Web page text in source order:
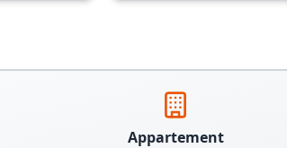
Appartement